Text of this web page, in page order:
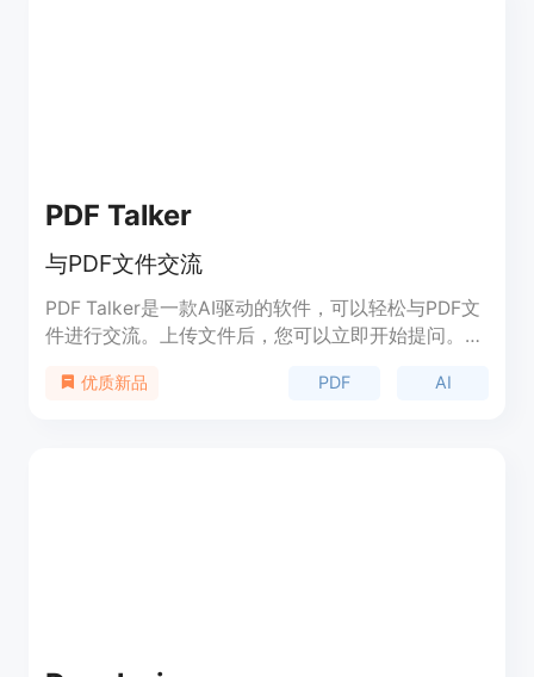
PDF Talker
与PDF文件交流
PDF Talker是一款AI驱动的软件，可以轻松与PDF文
件进行交流。上传文件后，您可以立即开始提问。
优质新品 PDF AI